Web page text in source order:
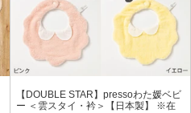
【DOUBLE STAR】pressoわた媛ベビ
ー ＜雲スタイ・衿＞【日本製】 ※在